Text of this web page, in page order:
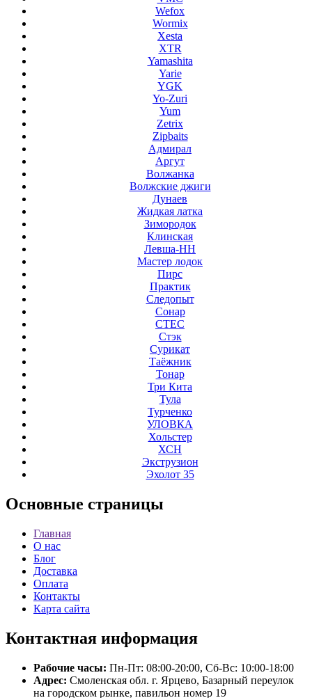
Wefox
Wormix
Xesta
XTR
Yamashita
Yarie
YGK
Yo-Zuri
Yum
Zetrix
Zipbaits
Адмирал
Аргут
Волжанка
Волжские джиги
Дунаев
Жидкая латка
Зимородок
Клинская
Левша-НН
Мастер лодок
Пирс
Практик
Следопыт
Сонар
СТЕС
Стэк
Сурикат
Таёжник
Тонар
Три Кита
Тула
Турченко
УЛОВКА
Хольстер
ХСН
Экструзион
Эхолот 35
Основные страницы
Главная
О нас
Блог
Доставка
Оплата
Контакты
Карта сайта
Контактная информация
Рабочие часы: Пн-Пт: 08:00-20:00, Сб-Вс: 10:00-18:00
Адрес: Смоленская обл. г. Ярцево, Базарный переулок
на городском рынке, павильон номер 19